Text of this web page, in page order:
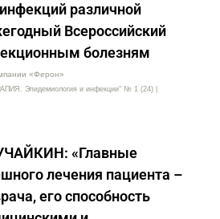
различной
Всероссийский
болезням
«Ферон»
Эпидемиология и инфекции" № 1 (24) |
«Главные
лечения пациента –
его способность